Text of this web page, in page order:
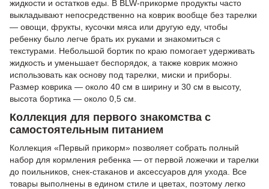
жидкости и остатков еды. В BLW-прикорме продукты часто
выкладывают непосредственно на коврик вообще без тарелки
— овощи, фрукты, кусочки мяса или другую еду, чтобы
ребенку было легче брать их руками и знакомиться с
текстурами. Небольшой бортик по краю помогает удерживать
жидкость и уменьшает беспорядок, а также коврик можно
использовать как основу под тарелки, миски и приборы.
Размер коврика — около 40 см в ширину и 30 см в высоту,
высота бортика — около 0,5 см.
Коллекция для первого знакомства с
самостоятельным питанием
Коллекция «Первый прикорм» позволяет собрать полный
набор для кормления ребенка — от первой ложечки и тарелки
до поильников, снек-стаканов и аксессуаров для ухода. Все
товары выполнены в едином стиле и цветах, поэтому легко